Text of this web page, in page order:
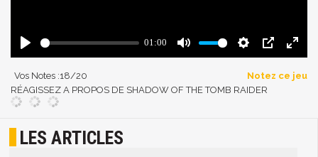
Vos Notes :18/20
Notez ce jeu
RÉAGISSEZ A PROPOS DE SHADOW OF THE TOMB RAIDER
LES ARTICLES